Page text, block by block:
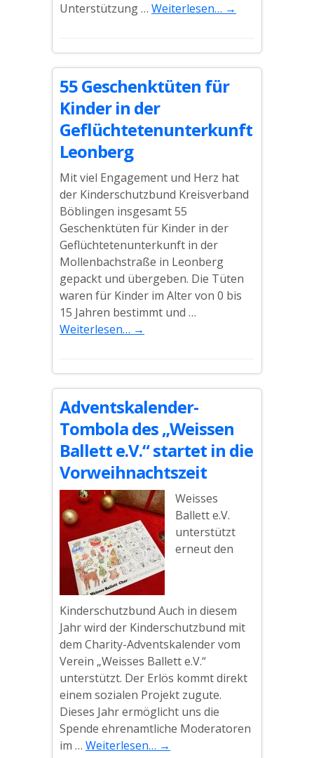
Unterstützung … Weiterlesen… →
55 Geschenktüten für
Kinder in der
Geflüchtetenunterkunft
Leonberg
Mit viel Engagement und Herz hat
der Kinderschutzbund Kreisverband
Böblingen insgesamt 55
Geschenktüten für Kinder in der
Geflüchtetenunterkunft in der
Mollenbachstraße in Leonberg
gepackt und übergeben. Die Tüten
waren für Kinder im Alter von 0 bis
15 Jahren bestimmt und …
Weiterlesen… →
Adventskalender-
Tombola des „Weissen
Ballett e.V.“ startet in die
Vorweihnachtszeit
Weisses
Ballett e.V.
unterstützt
erneut den
Kinderschutzbund Auch in diesem
Jahr wird der Kinderschutzbund mit
dem Charity-Adventskalender vom
Verein „Weisses Ballett e.V.“
unterstützt. Der Erlös kommt direkt
einem sozialen Projekt zugute.
Dieses Jahr ermöglicht uns die
Spende ehrenamtliche Moderatoren
im … Weiterlesen… →